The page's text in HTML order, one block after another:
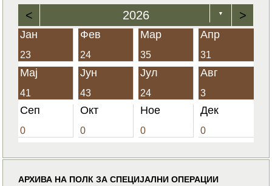
< 2026 ▼ >
Јан
23
Фев
24
Мар
35
Апр
31
Мај
41
Јун
43
Јул
24
Авг
3
Сеп
0
Окт
0
Ное
0
Дек
0
АРХИВА НА ПОЛК ЗА СПЕЦИЈАЛНИ ОПЕРАЦИИ